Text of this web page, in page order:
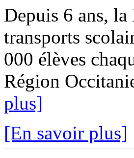
Depuis 6 ans,
transports
000 élèves
Région
plus]
[En savoir plus]